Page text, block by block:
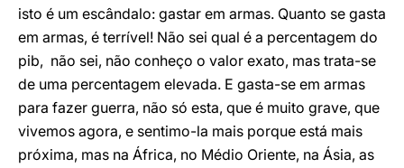
isto é um escândalo: gastar em armas. Quanto se gasta
em armas, é terrível! Não sei qual é a percentagem do
pib, não sei, não conheço o valor exato, mas trata-se
de uma percentagem elevada. E gasta-se em armas
para fazer guerra, não só esta, que é muito grave, que
vivemos agora, e sentimo-la mais porque está mais
próxima, mas na África, no Médio Oriente, na Ásia, as